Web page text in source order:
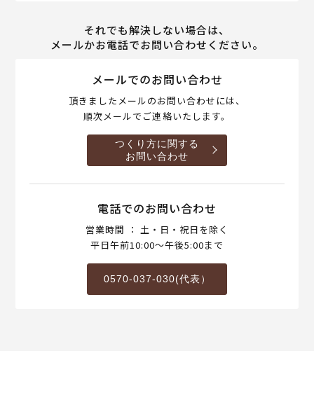
それでも解決しない場合は、
メールかお電話でお問い合わせください。
メールでのお問い合わせ
頂きましたメールのお問い合わせには、
順次メールでご連絡いたします。
つくり方に関する
お問い合わせ
電話でのお問い合わせ
営業時間 ： 土・日・祝日を除く
平日午前10:00～午後5:00まで
0570-037-030(代表）